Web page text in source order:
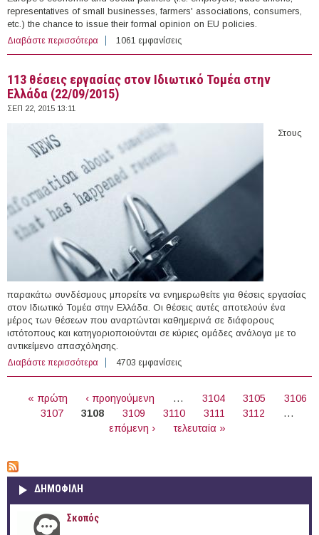
representatives of small businesses, farmers' associations, consumers,
etc.) the chance to issue their formal opinion on EU policies.
Διαβάστε περισσότερα για Traineeships at the Economic and Social Committee
1061 εμφανίσεις
113 θέσεις εργασίας στον Ιδιωτικό Τομέα στην
Ελλάδα (22/09/2015)
ΣΕΠ 22, 2015 13:11
Στους
παρακάτω συνδέσμους μπορείτε να ενημερωθείτε για θέσεις εργασίας
στον Ιδιωτικό Τομέα στην Ελλάδα. Οι θέσεις αυτές αποτελούν ένα
μέρος των θέσεων που αναρτώνται καθημερινά σε διάφορους
ιστότοπους και κατηγοριοποιούνται σε κύριες ομάδες ανάλογα με το
αντικείμενο απασχόλησης.
Διαβάστε περισσότερα για 113 θέσεις εργασίας στον Ιδιωτικό Τομέα στην
Ελλάδα (22/09/2015)
4703 εμφανίσεις
« πρώτη ‹ προηγούμενη … 3104 3105
3106
3107
3108 3109 3110 3111 3112
…
επόμενη ›
τελευταία »
ΔΗΜΟΦΙΛΗ
Σκοπός